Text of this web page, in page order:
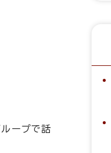
ープで話